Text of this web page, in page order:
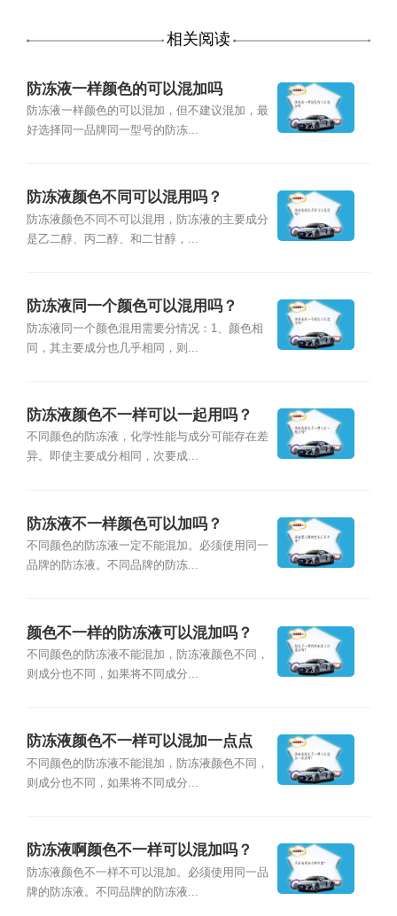
相关阅读
防冻液一样颜色的可以混加吗
防冻液一样颜色的可以混加，但不建议混加，最
好选择同一品牌同一型号的防冻...
防冻液颜色不同可以混用吗？
防冻液颜色不同不可以混用，防冻液的主要成分
是乙二醇、丙二醇、和二甘醇，...
防冻液同一个颜色可以混用吗？
防冻液同一个颜色混用需要分情况：1、颜色相
同，其主要成分也几乎相同，则...
防冻液颜色不一样可以一起用吗？
不同颜色的防冻液，化学性能与成分可能存在差
异。即使主要成分相同，次要成...
防冻液不一样颜色可以加吗？
不同颜色的防冻液一定不能混加。必须使用同一
品牌的防冻液。不同品牌的防冻...
颜色不一样的防冻液可以混加吗？
不同颜色的防冻液不能混加，防冻液颜色不同，
则成分也不同，如果将不同成分...
防冻液颜色不一样可以混加一点点
吗？
不同颜色的防冻液不能混加，防冻液颜色不同，
则成分也不同，如果将不同成分...
防冻液啊颜色不一样可以混加吗？
防冻液颜色不一样不可以混加。必须使用同一品
牌的防冻液。不同品牌的防冻液...